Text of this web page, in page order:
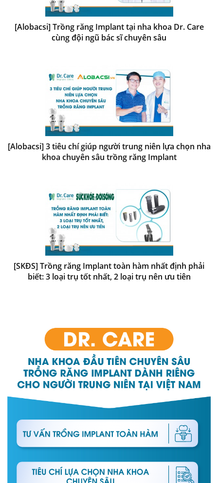
[Alobacsi] Trồng răng Implant tại nha khoa Dr. Care
cùng đội ngũ bác sĩ chuyên sâu
[Alobacsi] 3 tiêu chí giúp người trung niên lựa chọn nha
khoa chuyên sâu trồng răng Implant
[SKĐS] Trồng răng Implant toàn hàm nhất định phải
biết: 3 loại trụ tốt nhất, 2 loại trụ nên ưu tiên